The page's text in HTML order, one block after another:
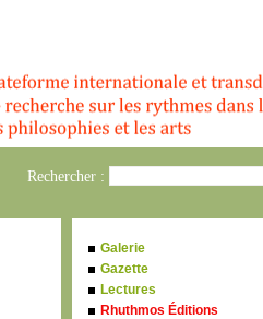
Rechercher :
Galerie
Gazette
Lectures
Rhuthmos Éditions